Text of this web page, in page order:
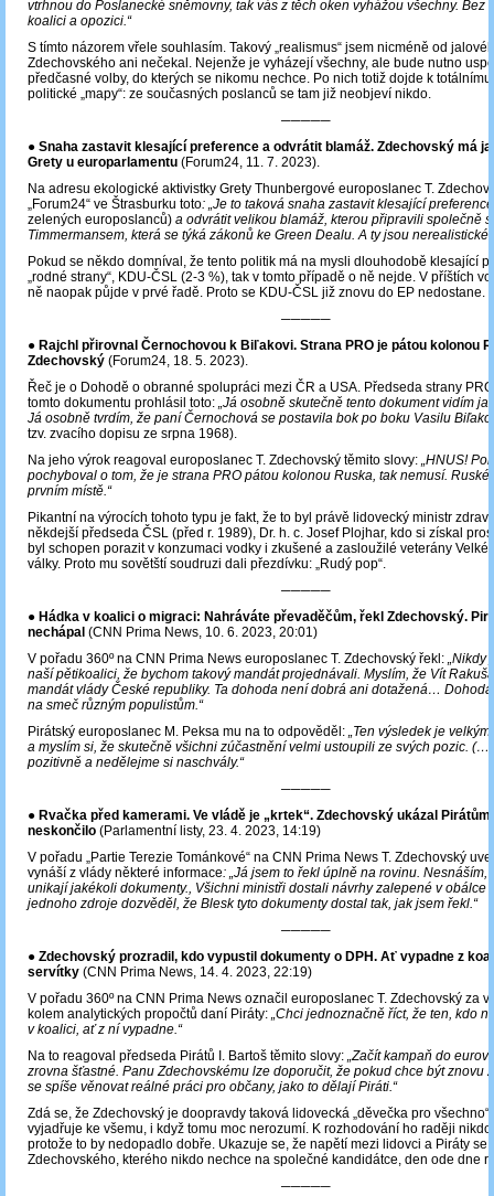
vtrhnou do Poslanecké sněmovny, tak vás z těch oken vyhážou všechny. Bez
koalici a opozici.“
S tímto názorem vřele souhlasím. Takový „realismus“ jsem nicméně od
Zdechovského ani nečekal. Nejenže je vyházejí všechny, ale bude nutno
předčasné volby, do kterých se nikomu nechce. Po nich totiž dojde k
politické „mapy“: ze současných poslanců se tam již neobjeví nikdo.
─────
● Snaha zastavit klesající preference a odvrátit blamáž. Zdechovský má
Grety u europarlamentu (Forum24, 11. 7. 2023).
Na adresu ekologické aktivistky Grety Thunbergové europoslanec T.
„Forum24“ ve Štrasburku toto: „Je to taková snaha zastavit klesající
zelených europoslanců) a odvrátit velikou blamáž, kterou připravili společně
Timmermansem, která se týká zákonů ke Green Dealu. A ty jsou
Pokud se někdo domníval, že tento politik má na mysli dlouhodobě klesající
„rodné strany“, KDU-ČSL (2-3 %), tak v tomto případě o ně nejde. V příštích
ně naopak půjde v prvé řadě. Proto se KDU-ČSL již znovu do EP nedostane.
─────
● Rajchl přirovnal Černochovou k Biľakovi. Strana PRO je pátou kolonou
Zdechovský (Forum24, 18. 5. 2023).
Řeč je o Dohodě o obranné spolupráci mezi ČR a USA. Předseda strany
tomto dokumentu prohlásil toto: „Já osobně skutečně tento dokument vidím
Já osobně tvrdím, že paní Černochová se postavila bok po boku Vasilu
tzv. zvacího dopisu ze srpna 1968).
Na jeho výrok reagoval europoslanec T. Zdechovský těmito slovy: „HNUS!
pochyboval o tom, že je strana PRO pátou kolonou Ruska, tak nemusí. Ruské
prvním místě.“
Pikantní na výrocích tohoto typu je fakt, že to byl právě lidovecký ministr
někdejší předseda ČSL (před r. 1989), Dr. h. c. Josef Plojhar, kdo si získal
byl schopen porazit v konzumaci vodky i zkušené a zasloužilé veterány Velké
války. Proto mu sovětští soudruzi dali přezdívku: „Rudý pop“.
─────
● Hádka v koalici o migraci: Nahráváte převaděčům, řekl Zdechovský.
nechápal (CNN Prima News, 10. 6. 2023, 20:01)
V pořadu 360º na CNN Prima News europoslanec T. Zdechovský řekl: „Nikdy
naší pětikoalici, že bychom takový mandát projednávali. Myslím, že Vít
mandát vlády České republiky. Ta dohoda není dobrá ani dotažená…
na smeč různým populistům.“
Pirátský europoslanec M. Peksa mu na to odpověděl: „Ten výsledek je
a myslím si, že skutečně všichni zúčastnění velmi ustoupili ze svých pozic.
pozitivně a nedělejme si naschvály.“
─────
● Rvačka před kamerami. Ve vládě je „krtek“. Zdechovský ukázal
neskončilo (Parlamentní listy, 23. 4. 2023, 14:19)
V pořadu „Partie Terezie Tománkové“ na CNN Prima News T. Zdechovský
vynáší z vlády některé informace: „Já jsem to řekl úplně na rovinu. Nesnáším,
unikají jakékoli dokumenty., Všichni ministři dostali návrhy zalepené v obálce
jednoho zdroje dozvěděl, že Blesk tyto dokumenty dostal tak, jak jsem řekl.“
─────
● Zdechovský prozradil, kdo vypustil dokumenty o DPH. Ať vypadne z
servítky (CNN Prima News, 14. 4. 2023, 22:19)
V pořadu 360º na CNN Prima News označil europoslanec T. Zdechovský za
kolem analytických propočtů daní Piráty: „Chci jednoznačně říct, že ten, kdo
v koalici, ať z ní vypadne.“
Na to reagoval předseda Pirátů I. Bartoš těmito slovy: „Začít kampaň do
zrovna šťastné. Panu Zdechovskému lze doporučit, že pokud chce být znovu
se spíše věnovat reálné práci pro občany, jako to dělají Piráti.“
Zdá se, že Zdechovský je doopravdy taková lidovecká „děvečka pro
vyjadřuje ke všemu, i když tomu moc nerozumí. K rozhodování ho raději
protože to by nedopadlo dobře. Ukazuje se, že napětí mezi lidovci a Piráty se
Zdechovského, kterého nikdo nechce na společné kandidátce, den ode dne
─────